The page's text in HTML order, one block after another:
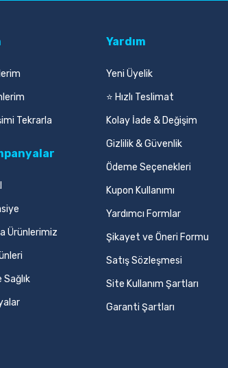
Tekrarla
Ürünlerimiz
Yardım
Yeni Üyelik
⭐ Hızlı Teslimat
Kolay İade & Değişim
Gizlilik & Güvenlik
Ödeme Seçenekleri
Kupon Kullanımı
Yardımcı Formlar
Şikayet ve Öneri Formu
Satış Sözleşmesi
Site Kullanım Şartları
Garanti Şartları